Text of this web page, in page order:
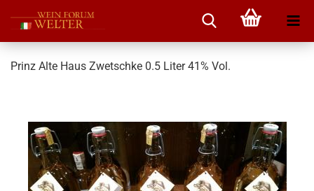
Prinz Alte Haus Zwetschke 0.5 Liter 41% Vol.